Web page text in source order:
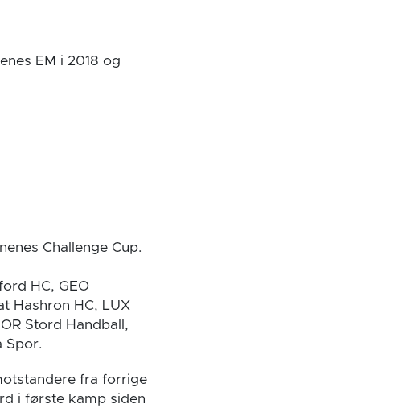
EM i 2018 og
Challenge Cup.
HC, GEO
Hashron HC, LUX
Stord Handball,
Spor.
fra forrige
i første kamp siden